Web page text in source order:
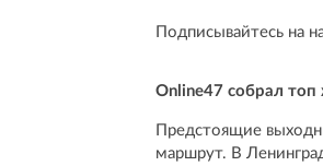
Подписывайтесь на
Online47 собрал
Предстоящие
маршрут. В